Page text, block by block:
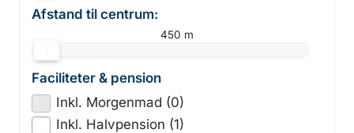
Afstand til centrum:
450 m
Faciliteter & pension
Inkl. Morgenmad (0)
Inkl. Halvpension (1)